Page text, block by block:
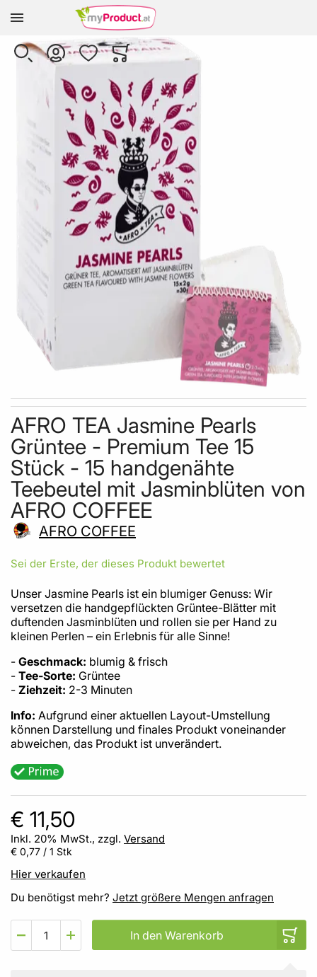
Zur Homepage
SUCHE KONTO WUNSCHLISTEWARENKORB
Skip to the end of the images gallery
Skip to the beginning of the images gallery
AFRO TEA Jasmine Pearls
Grüntee - Premium Tee 15
Stück - 15 handgenähte
Teebeutel mit Jasminblüten von
AFRO COFFEE
AFRO COFFEE
Sei der Erste, der dieses Produkt bewertet
Unser Jasmine Pearls ist ein blumiger Genuss: Wir
versetzen die handgepflückten Grüntee-Blätter mit
duftenden Jasminblüten und rollen sie per Hand zu
kleinen Perlen – ein Erlebnis für alle Sinne!
- Geschmack: blumig & frisch
- Tee-Sorte: Grüntee
- Ziehzeit: 2-3 Minuten
Info: Aufgrund einer aktuellen Layout-Umstellung
können Darstellung und finales Produkt voneinander
abweichen, das Produkt ist unverändert.
€ 11,50
Inkl. 20% MwSt., zzgl. Versand
€ 0,77 / 1 Stk
Hier verkaufen
Du benötigst mehr? Jetzt größere Mengen anfragen
In den Warenkorb